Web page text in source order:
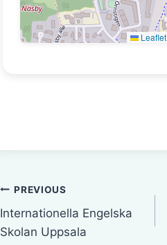
Leaflet
Inläggsnavigering
PREVIOUS
Internationella Engelska
Skolan Uppsala